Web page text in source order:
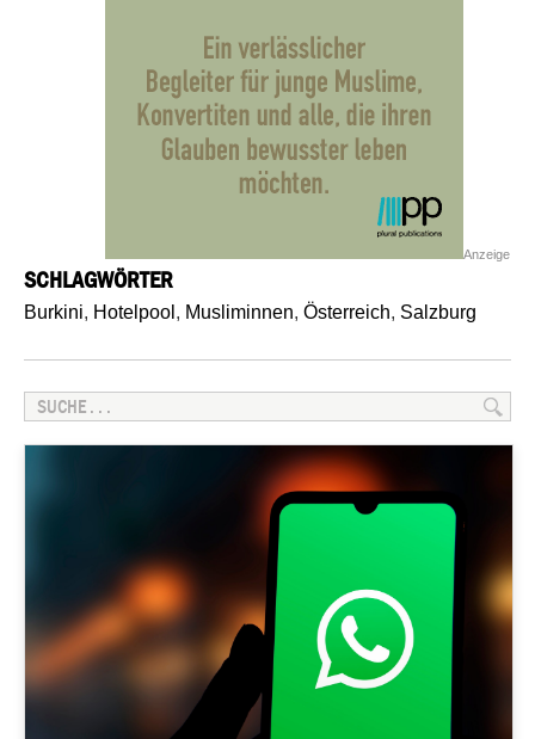
Anzeige
SCHLAGWÖRTER
Burkini, Hotelpool , Musliminnen, Österreich, Salzburg